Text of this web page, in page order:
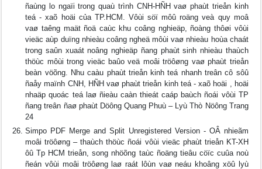
ñaùng lo ngaïi trong quaù trình CNH-HÑH vaø phaùt trieån kinh
teá - xaõ hoäi của TP.HCM. Vôùi söï môû roäng veà quy moâ
vaø taêng maät ñoä caùc khu coâng nghieäp, ñoàng thôøi vôùi
vieäc aùp duïng nhieàu coâng ngheä môùi vaø nhieàu hoùa chaát
trong saûn xuaát noâng nghieäp ñang phaùt sinh nhieàu thaùch
thöùc môùi trong vieäc baûo veä moâi tröôøng vaø phaùt trieån
beàn vöõng. Nhu caàu phaùt trieån kinh teá nhanh treân cô sôû
ñaåy maïnh CNH, HÑH vaø phaùt trieån kinh teá - xaõ hoäi , hoäi
nhaäp quoác teá laø ñieàu caàn thieát caáp baùch ñoái vôùi TP
ñang treân ñaø phaùt Döông Quang Phuù – Lyù Thò Nöông Trang
24
Simpo PDF Merge and Split Unregistered Version - OÂ nhieãm
moâi tröôøng – thaùch thöùc ñoái vôùi vieäc phaùt trieån KT-XH
ôû Tp HCM trieån, song nhöõng taùc ñoäng tieâu cöïc cuûa noù
ñeán vôùi moâi tröôøng laø raát lôùn vaø neáu khoâng xöû lyù